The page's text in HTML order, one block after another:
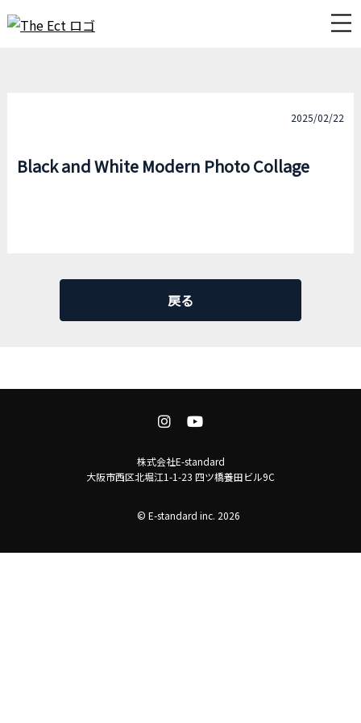
2025/02/22
Black and White Modern Photo Collage
戻る
株式会社E-standard
大阪市西区北堀江1-1-23 四ツ橋養田ビル9C
© E-standard inc. 2026